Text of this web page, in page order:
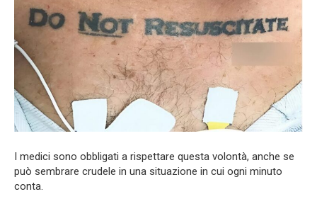
I medici sono obbligati a rispettare questa volontà, anche se
può sembrare crudele in una situazione in cui ogni minuto
conta.